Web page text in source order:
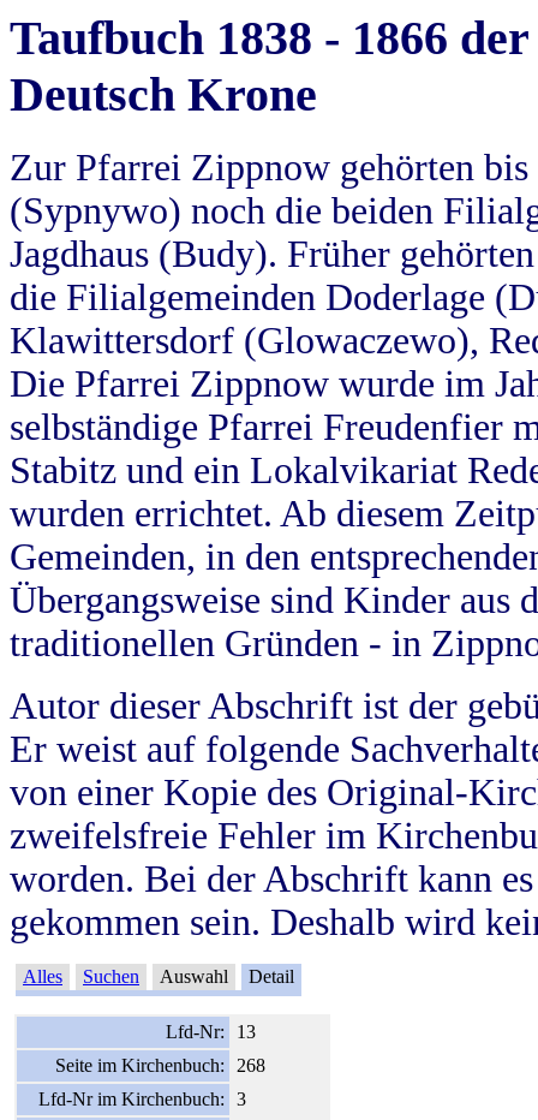
Taufbuch 1838 - 1866
Deutsch Krone
Zur Pfarrei Zippnow gehörten
(Sypnywo) noch die beiden
Jagdhaus (Budy). Früher
die Filialgemeinden Doderlage
Klawittersdorf (Glowaczewo),
Die Pfarrei Zippnow wurde im
selbständige Pfarrei Freudenfier
Stabitz und ein Lokalvikariat
wurden errichtet. Ab diesem
Gemeinden, in den
Übergangsweise sind Kinder aus
traditionellen Gründen - in
Autor dieser Abschrift ist der
Er weist auf folgende
von einer Kopie des Original-
zweifelsfreie Fehler im
worden. Bei der Abschrift kann
gekommen sein. Deshalb wird
Alles Suchen Auswahl Detail
Lfd-Nr:
13
Seite im Kirchenbuch:
268
Lfd-Nr im Kirchenbuch:
3